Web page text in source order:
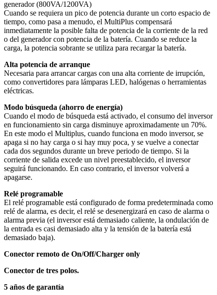
generador (800VA/1200VA)
Cuando se requiera un pico de potencia durante un corto espacio de
tiempo, como pasa a menudo, el MultiPlus compensará
inmediatamente la posible falta de potencia de la corriente de la red
o del generador con potencia de la batería. Cuando se reduce la
carga, la potencia sobrante se utiliza para recargar la batería.
Alta potencia de arranque
Necesaria para arrancar cargas con una alta corriente de irrupción,
como convertidores para lámparas LED, halógenas o herramientas
eléctricas.
Modo búsqueda (ahorro de energía)
Cuando el modo de búsqueda está activado, el consumo del inversor
en funcionamiento sin carga disminuye aproximadamente un 70%.
En este modo el Multiplus, cuando funciona en modo inversor, se
apaga si no hay carga o si hay muy poca, y se vuelve a conectar
cada dos segundos durante un breve periodo de tiempo. Si la
corriente de salida excede un nivel preestablecido, el inversor
seguirá funcionando. En caso contrario, el inversor volverá a
apagarse.
Relé programable
El relé programable está configurado de forma predeterminada como
relé de alarma, es decir, el relé se desenergizará en caso de alarma o
alarma previa (el inversor está demasiado caliente, la ondulación de
la entrada es casi demasiado alta y la tensión de la batería está
demasiado baja).
Conector remoto de On/Off/Charger only
Conector de tres polos.
5 años de garantía